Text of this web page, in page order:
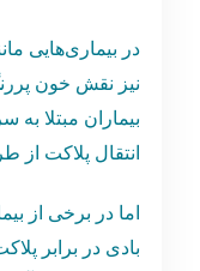
در بیماری‌هایی
نیز نقش خون
بیماران مبتلا
انتقال پلاکت از
اما در برخی از
بادی در برابر